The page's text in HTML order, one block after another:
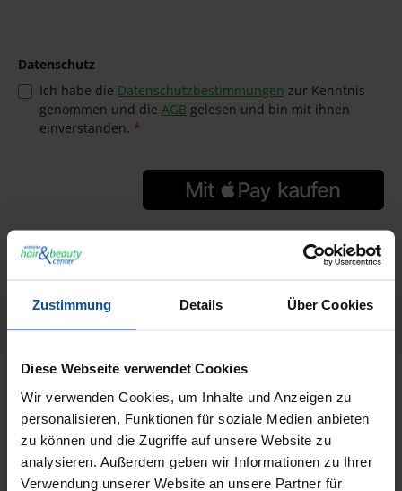
Zustimmung Details Über Cookies
Diese Webseite verwendet Cookies
Wir verwenden Cookies, um Inhalte und Anzeigen zu
personalisieren, Funktionen für soziale Medien anbieten
zu können und die Zugriffe auf unsere Website zu
analysieren. Außerdem geben wir Informationen zu Ihrer
Verwendung unserer Website an unsere Partner für
Datenschutz
Ich habe die Datenschutzbestimmungen zur Kenntnis
genommen und die AGB gelesen und bin mit ihnen
einverstanden. *
4305162214149
Herstellernummer:
21414
Beschreibung
Rondo Nature Spa Vanille Haarbad - 950 ml 21414 Rondo
Nature Spa Vanille Haarbad…Mehr
Informationen zur Produktsicherheit